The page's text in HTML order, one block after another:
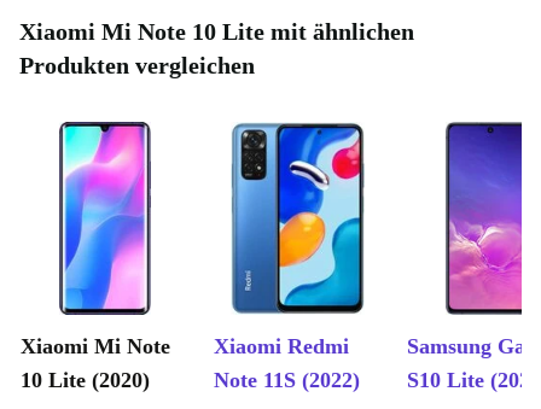
Xiaomi Mi Note 10 Lite mit ähnlichen
Produkten vergleichen
Xiaomi Mi Note
10 Lite (2020)
Xiaomi Redmi
Note 11S (2022)
Samsung
S10 Lite